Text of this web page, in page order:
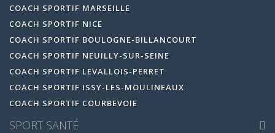
COACH SPORTIF MARSEILLE
COACH SPORTIF NICE
COACH SPORTIF BOULOGNE-BILLANCOURT
COACH SPORTIF NEUILLY-SUR-SEINE
COACH SPORTIF LEVALLOIS-PERRET
COACH SPORTIF ISSY-LES-MOULINEAUX
COACH SPORTIF COURBEVOIE
SPORT SANTÉ